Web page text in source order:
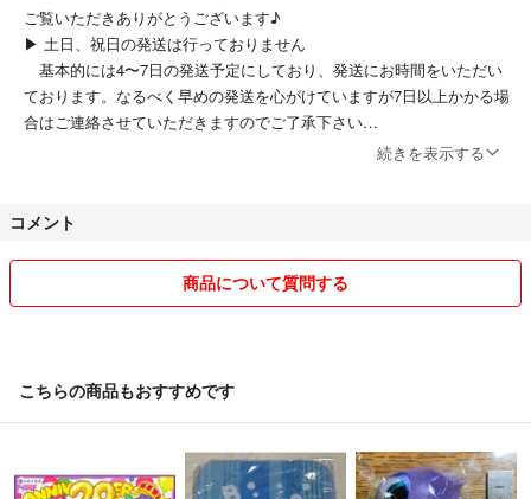
ご覧いただきありがとうございます♪
▶︎ 土日、祝日の発送は行っておりません
基本的には4〜7日の発送予定にしており、発送にお時間をいただい
ております。なるべく早めの発送を心がけていますが7日以上かかる場
合はご連絡させていただきますのでご了承下さい
ご理解、ご了承の程お願い致します
▶︎ゆうパケット系での発送が多いです。
離島などは発送から到着まで1週間ほどかかる場合がございます。ご
▶︎育児によりコメントの返事が遅くなります。
夜にコメント・購入申請をもらった場合翌日のお返事・申請了承とな
▶︎お値下げはご相談ください！
※大幅な値下げはできかねます
続きを表示する
コメント
商品について質問する
こちらの商品もおすすめです